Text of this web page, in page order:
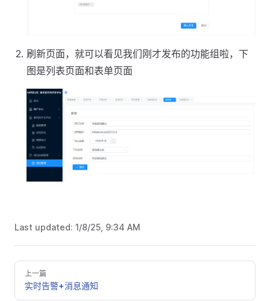
刷新页面，就可以看见我们刚才发布的功能组啦，下
图是列表页面和表单页面
Last updated: 1/8/25, 9:34 AM
上一篇
实时告警+消息通知